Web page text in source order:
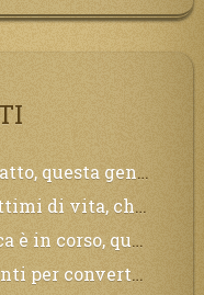
contaminata, il cibo non sarà più nelle vostre mense.
Mi chiami in suo aiuto.
ad arrivare e tutta la Terra sarà oscurata.
e per chi non si sarà preparato saranno dolori.